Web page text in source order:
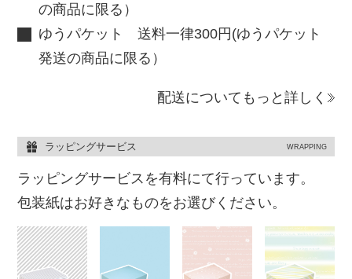
の商品に限る）
ゆうパケット 送料一律300円(ゆうパケット
発送の商品に限る）
配送についてもっと詳しく
ラッピングサービス WRAPPING
ラッピングサービスを有料にて行っています。
包装紙はお好きなものをお選びください。